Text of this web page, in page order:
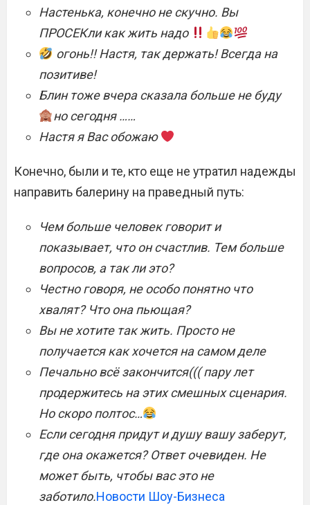
Настенька, конечно не скучно. Вы
ПРОСЕКли как жить надо
огонь!! Настя, так держать! Всегда на
позитиве!
Блин тоже вчера сказала больше не буду
но сегодня ……
Настя я Вас обожаю
Конечно, были и те, кто еще не утратил надежды
направить балерину на праведный путь:
Чем больше человек говорит и
показывает, что он счастлив. Тем больше
вопросов, а так ли это?
Честно говоря, не особо понятно что
хвалят? Что она пьющая?
Вы не хотите так жить. Просто не
получается как хочется на самом деле
Печально всё закончится((( пару лет
продержитесь на этих смешных сценария.
Но скоро полтос…
Если сегодня придут и душу вашу заберут,
где она окажется? Ответ очевиден. Не
может быть, чтобы вас это не
заботило.Новости Шоу-Бизнеса